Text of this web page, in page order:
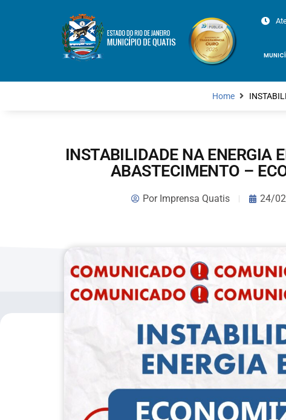
Home
INSTABILIDADE NA ENERGIA
ABASTECIMENTO –
PorImprensa Quatis 24/